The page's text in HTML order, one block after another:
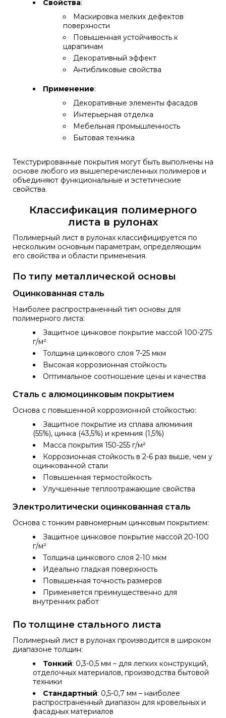
Свойства:
Маскировка мелких дефектов
поверхности
Повышенная устойчивость к
царапинам
Декоративный эффект
Антибликовые свойства
Применение:
Декоративные элементы фасадов
Интерьерная отделка
Мебельная промышленность
Бытовая техника
Текстурированные покрытия могут быть выполнены на
основе любого из вышеперечисленных полимеров и
объединяют функциональные и эстетические
свойства.
Классификация полимерного
листа в рулонах
Полимерный лист в рулонах классифицируется по
нескольким основным параметрам, определяющим
его свойства и области применения.
По типу металлической основы
Оцинкованная сталь
Наиболее распространенный тип основы для
полимерного листа:
Защитное цинковое покрытие массой 100-275
г/м²
Толщина цинкового слоя 7-25 мкм
Высокая коррозионная стойкость
Оптимальное соотношение цены и качества
Сталь с алюмоцинковым покрытием
Основа с повышенной коррозионной стойкостью:
Защитное покрытие из сплава алюминия
(55%), цинка (43,5%) и кремния (1,5%)
Масса покрытия 150-255 г/м²
Коррозионная стойкость в 2-6 раз выше, чем у
оцинкованной стали
Повышенная термостойкость
Улучшенные теплоотражающие свойства
Электролитически оцинкованная сталь
Основа с тонким равномерным цинковым покрытием:
Защитное цинковое покрытие массой 20-100
г/м²
Толщина цинкового слоя 2-10 мкм
Идеально гладкая поверхность
Повышенная точность размеров
Применяется преимущественно для
внутренних работ
По толщине стального листа
Полимерный лист в рулонах производится в широком
диапазоне толщин:
Тонкий: 0,3-0,5 мм – для легких конструкций,
отделочных материалов, производства бытовой
техники
Стандартный: 0,5-0,7 мм – наиболее
распространенный диапазон для кровельных и
фасадных материалов